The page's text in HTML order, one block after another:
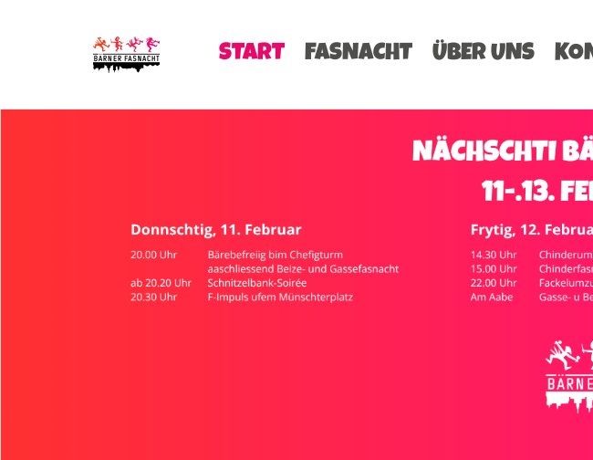
START FASNACHT ÜBER UNS